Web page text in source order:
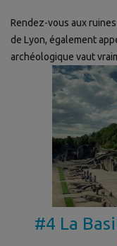
Rendez-vous aux
de Lyon, également
archéologique vaut
#4 La